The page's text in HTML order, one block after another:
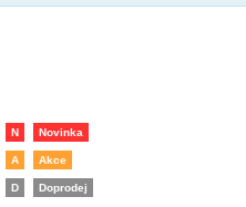
N Novinka
A Akce
D Doprodej